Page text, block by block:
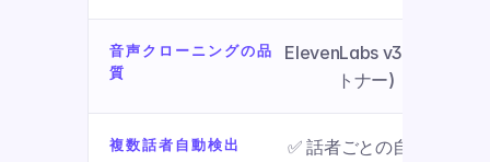
音声クローニングの品
質
ElevenLabs v3 (パー
トナー)
複数話者自動検出
✅ 話者ごとの自動処